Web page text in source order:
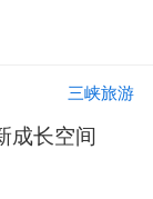
三峡旅游
成长空间